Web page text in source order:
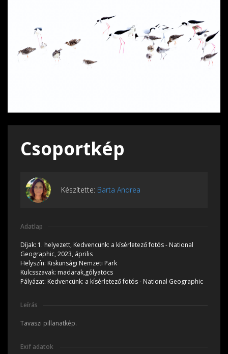
Csoportkép
Készítette: Barta Andrea
Adatlap
Díjak: 1. helyezett, Kedvencünk: a kísérletező fotós - National
Geographic, 2023, április
Helyszín: Kiskunsági Nemzeti Park
Kulcsszavak: madarak,gólyatöcs
Pályázat: Kedvencünk: a kísérletező fotós - National Geographic
Leírás
Tavaszi pillanatkép.
Exif adatok